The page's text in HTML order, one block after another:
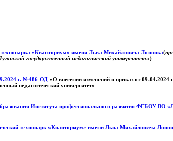
технопарка «Кванториум» имени Льва Михайловича Лоповка(
государственный педагогический университет»)
г. №486-ОД «О внесении изменений в приказ от
педагогический университет»
Института профессионального развития ФГБОУ ВО
технопарк «Кванториум» имени Льва Михайловича